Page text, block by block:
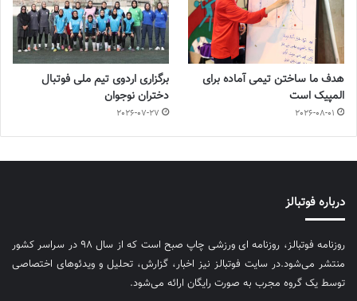
هدف ما ساختن تیمی آماده برای
المپیک است
2026-08-01
برگزاری اردوی تیم ملی فوتبال
دختران نوجوان
2026-07-27
درباره فوتبالز
روزنامه فوتبالز، روزنامه ای ورزشی چاپ صبح است که از سال ۹۸ در سراسر کشور
منتشر می‌شود.در سایت فوتبالز نیز اخبار، گزارش، تحلیل و ویدئوهای اختصاصی
توسط یک گروه مجرب به صورت رایگان ارائه می‌شود.